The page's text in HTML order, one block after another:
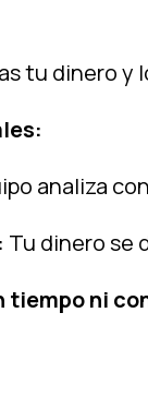
tu dinero
analiza
Tu dinero se
tiempo ni